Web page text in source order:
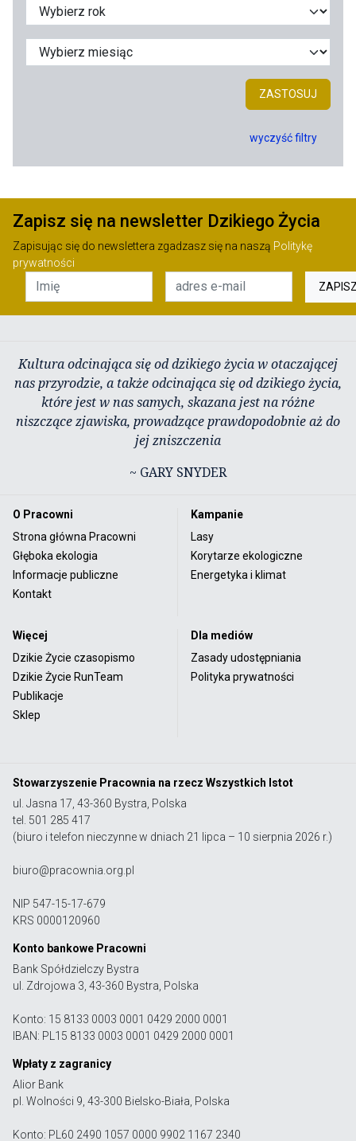
ZASTOSUJ
wyczyść filtry
Zapisz się na newsletter Dzikiego Życia
Zapisując się do newslettera zgadzasz się na naszą Politykę
prywatności
Kultura odcinająca się od dzikiego życia w otaczającej
nas przyrodzie, a także odcinająca się od dzikiego życia,
które jest w nas samych, skazana jest na różne
niszczące zjawiska, prowadzące prawdopodobnie aż do
jej zniszczenia
~ GARY SNYDER
O Pracowni
Strona główna Pracowni
Głęboka ekologia
Informacje publiczne
Kontakt
Kampanie
Lasy
Korytarze ekologiczne
Energetyka i klimat
Więcej
Dzikie Życie czasopismo
Dzikie Życie RunTeam
Publikacje
Sklep
Dla mediów
Zasady udostępniania
Polityka prywatności
Stowarzyszenie Pracownia na rzecz Wszystkich Istot
ul. Jasna 17, 43-360 Bystra, Polska
tel. 501 285 417
(biuro i telefon nieczynne w dniach 21 lipca – 10 sierpnia 2026 r.)
biuro@pracownia.org.pl
NIP 547-15-17-679
KRS 0000120960
Konto bankowe Pracowni
Bank Spółdzielczy Bystra
ul. Zdrojowa 3, 43-360 Bystra, Polska
Konto: 15 8133 0003 0001 0429 2000 0001
IBAN: PL15 8133 0003 0001 0429 2000 0001
Wpłaty z zagranicy
Alior Bank
pl. Wolności 9, 43-300 Bielsko-Biała, Polska
Konto: PL60 2490 1057 0000 9902 1167 2340